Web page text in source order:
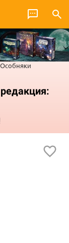
Особняки